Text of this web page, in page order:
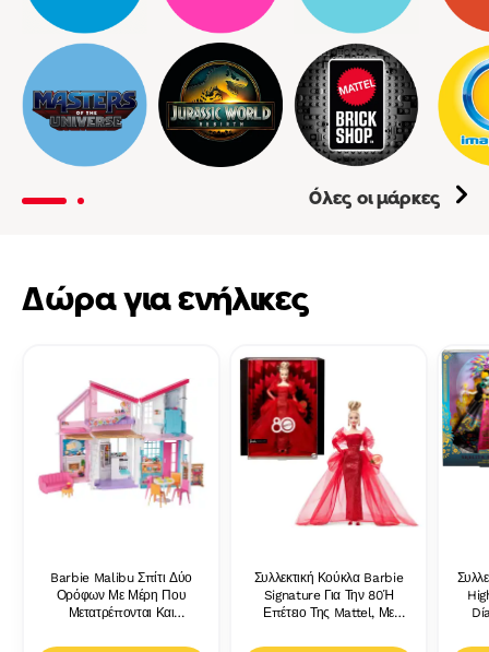
Όλες οι μάρκες
Δώρα για ενήλικες
Barbie Malibu Σπίτι Δύο
Ορόφων Με Μέρη Που
Μετατρέπονται Και
Κομμάτια
Συλλεκτική Κούκλα Barbie
Signature Για Την 80Ή
Επέτειο Της Mattel, Με
Με Τούλι, Ξανθά Μαλλιά